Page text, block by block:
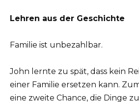
Lehren aus der Geschichte
Familie ist unbezahlbar.
John lernte zu spät, dass kein
einer Familie ersetzen kann.
eine zweite Chance, die Dinge